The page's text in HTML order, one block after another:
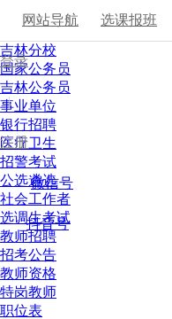
网站导航 选课报班
登录
|
注册
微信号
抖音号
吉林分校
国家公务员
吉林公务员
事业单位
银行招聘
医疗卫生
招警考试
公选遴选
社会工作者
选调生考试
教师招聘
招考公告
教师资格
特岗教师
职位表